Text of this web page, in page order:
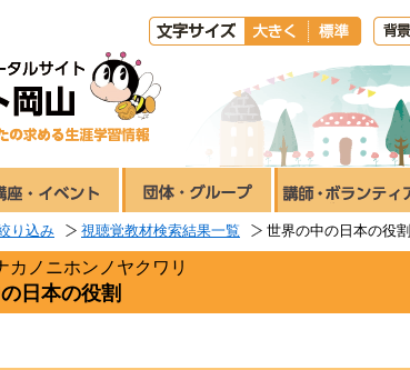
り込み 視聴覚教材検索結果一覧 世界の中の日本の役割
カノニホンノヤクワリ
日本の役割